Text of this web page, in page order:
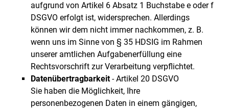
aufgrund von Artikel 6 Absatz 1 Buchstabe e oder f
DSGVO erfolgt ist, widersprechen. Allerdings
können wir dem nicht immer nachkommen, z. B.
wenn uns im Sinne von § 35 HDSIG im Rahmen
unserer amtlichen Aufgabenerfüllung eine
Rechtsvorschrift zur Verarbeitung verpflichtet.
Datenübertragbarkeit- Artikel 20 DSGVO
Sie haben die Möglichkeit, Ihre
personenbezogenen Daten in einem gängigen,